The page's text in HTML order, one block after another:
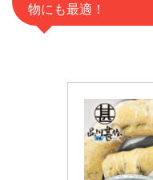
物にも最適！